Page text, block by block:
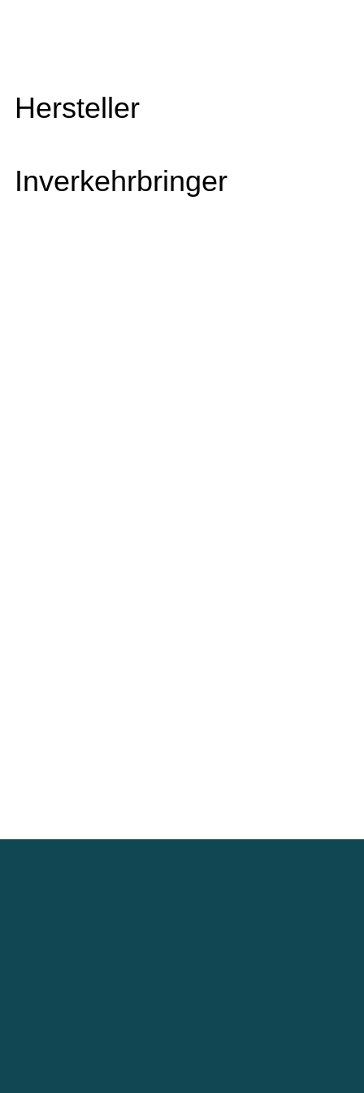
Hersteller
Inverkehrbringer